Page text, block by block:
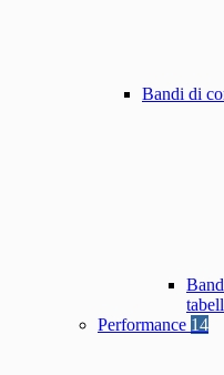
Bandi di
Performance 14